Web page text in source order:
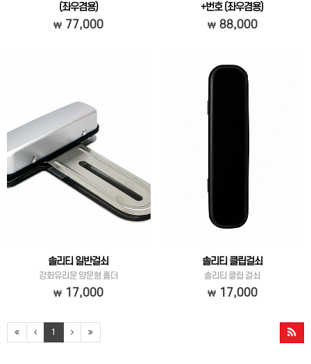
(좌우겸용)
강화유리문 보조키
77,000
+번호 (좌우겸용)
강화유리문 보조키
88,000
솔리티 일반걸쇠
강화유리문 양문형 홀더
17,000
솔리티 클립걸쇠
솔리티 클립 걸쇠
17,000
1